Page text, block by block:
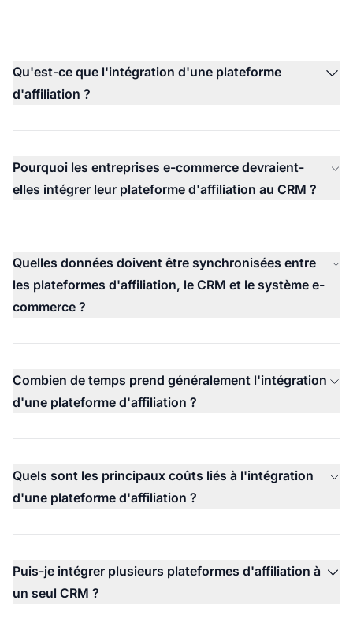
Qu'est-ce que l'intégration d'une plateforme
d'affiliation ?
Pourquoi les entreprises e-commerce devraient-
elles intégrer leur plateforme d'affiliation au CRM ?
Quelles données doivent être synchronisées entre
les plateformes d'affiliation, le CRM et le système e-
commerce ?
Combien de temps prend généralement l'intégration
d'une plateforme d'affiliation ?
Quels sont les principaux coûts liés à l'intégration
d'une plateforme d'affiliation ?
Puis-je intégrer plusieurs plateformes d'affiliation à
un seul CRM ?